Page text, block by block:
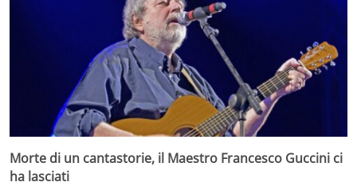
Morte di un cantastorie, il Maestro Francesco Guccini ci
ha lasciati